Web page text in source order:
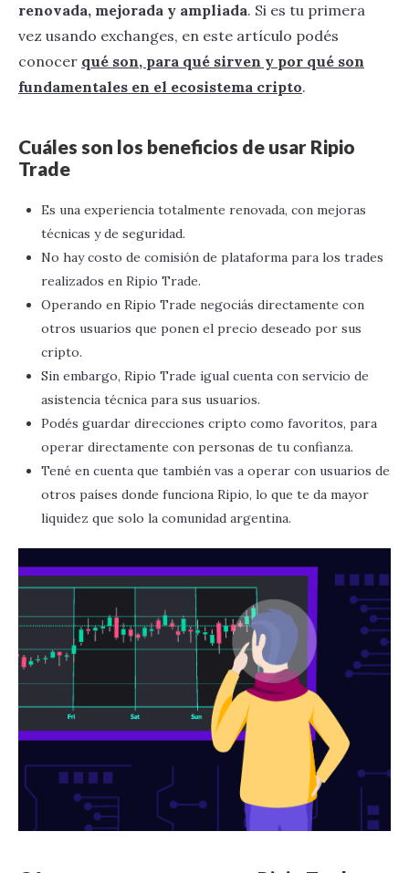
renovada, mejorada y ampliada. Si es tu primera
vez usando exchanges, en este artículo podés
conocer qué son, para qué sirven y por qué son
fundamentales en el ecosistema cripto.
Cuáles son los beneficios de usar Ripio
Trade
Es una experiencia totalmente renovada, con mejoras
técnicas y de seguridad.
No hay costo de comisión de plataforma para los trades
realizados en Ripio Trade.
Operando en Ripio Trade negociás directamente con
otros usuarios que ponen el precio deseado por sus
cripto.
Sin embargo, Ripio Trade igual cuenta con servicio de
asistencia técnica para sus usuarios.
Podés guardar direcciones cripto como favoritos, para
operar directamente con personas de tu confianza.
Tené en cuenta que también vas a operar con usuarios de
otros países donde funciona Ripio, lo que te da mayor
liquidez que solo la comunidad argentina.